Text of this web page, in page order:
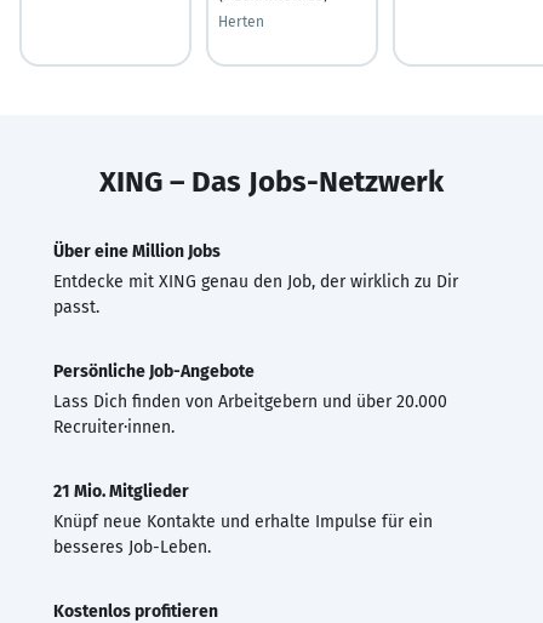
Herten
XING – Das Jobs-Netzwerk
Über eine Million Jobs
Entdecke mit XING genau den Job, der wirklich zu Dir
passt.
Persönliche Job-Angebote
Lass Dich finden von Arbeitgebern und über 20.000
Recruiter·innen.
21 Mio. Mitglieder
Knüpf neue Kontakte und erhalte Impulse für ein
besseres Job-Leben.
Kostenlos profitieren